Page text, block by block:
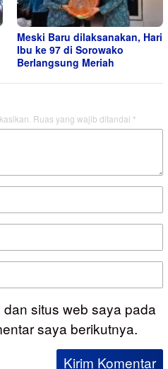
Meski Baru dilaksanakan, Hari
Ibu ke 97 di Sorowako
Berlangsung Meriah
Ruas yang wajib ditandai *
situs web saya pada
saya berikutnya.